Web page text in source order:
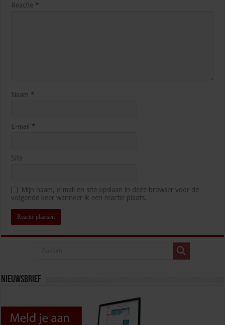
Reactie *
Naam *
E-mail *
Site
Mijn naam, e-mail en site opslaan in deze browser voor de
volgende keer wanneer ik een reactie plaats.
Nieuwsbrief